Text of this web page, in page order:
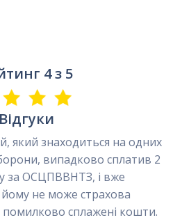
4 з 5
Відгуки
який знаходиться на одних
випадково сплатив 2
за ОСЦПВВНТЗ, і вже
не може страхова
сплажені кошти.